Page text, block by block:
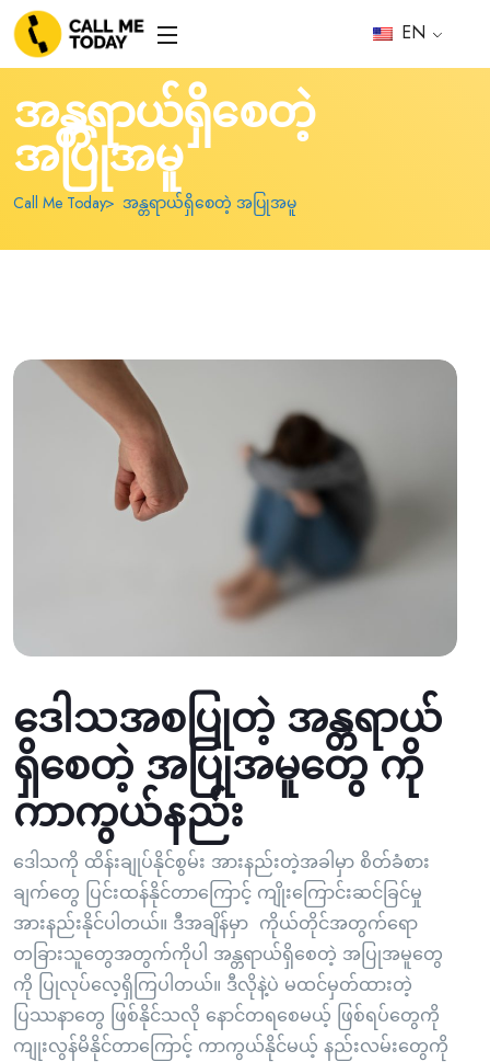
EN
အန္တရာယ်ရှိစေတဲ့
အပြုအမူ
Call Me Today အန္တရာယ်ရှိစေတဲ့ အပြုအမူ
ဒေါသအစပြုတဲ့ အန္တရာယ်
ရှိစေတဲ့ အပြုအမူတွေ ကို
ကာကွယ်နည်း
ဒေါသကို ထိန်းချုပ်နိုင်စွမ်း အားနည်းတဲ့အခါမှာ စိတ်ခံစား
ချက်တွေ ပြင်းထန်နိုင်တာကြောင့် ကျိုးကြောင်းဆင်ခြင်မှု
အားနည်းနိုင်ပါတယ်။ ဒီအချိန်မှာ ကိုယ်တိုင်အတွက်ရော
တခြားသူတွေအတွက်ကိုပါ အန္တရာယ်ရှိစေတဲ့ အပြုအမူတွေ
ကို ပြုလုပ်လေ့ရှိကြပါတယ်။ ဒီလိုနဲ့ပဲ မထင်မှတ်ထားတဲ့
ပြဿနာတွေ ဖြစ်နိုင်သလို နောင်တရစေမယ့် ဖြစ်ရပ်တွေကို
ကျုးလွန်မိနိုင်တာကြောင့် ကာကွယ်နိုင်မယ့် နည်းလမ်းတွေကို